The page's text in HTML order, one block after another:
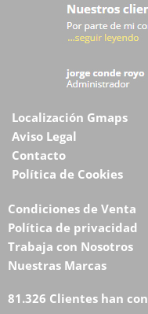
Localización Gmaps
Aviso Legal
Contacto
Política de Cookies
Condiciones de Venta
Política de privacidad
Trabaja con Nosotros
Nuestras Marcas
81.326 Clientes han